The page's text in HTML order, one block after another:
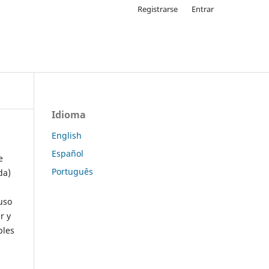
Registrarse Entrar
y
Idioma
English
Español
Português